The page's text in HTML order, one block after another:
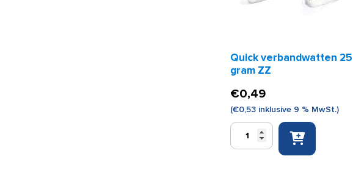
Quick verbandwatten 25
gram ZZ
€0,49
(€0,53 inklusive 9 % MwSt.)
Quick
verbandwatten